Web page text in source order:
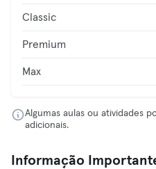
Classic
Premium
Max
Algumas aulas ou atividades
adicionais.
Informação